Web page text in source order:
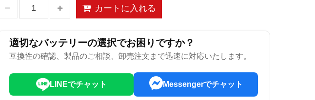
カートに入れる
適切なバッテリーの選択でお困りですか？
互換性の確認、製品のご相談、卸売注文まで迅速に対応いたします。
LINEでチャット Messengerでチャット